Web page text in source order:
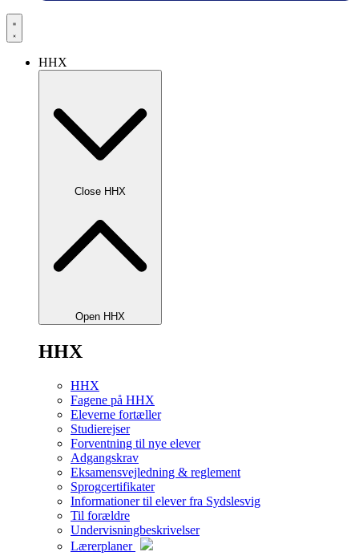
HHX
Close HHX
Open HHX
HHX
HHX
Fagene på HHX
Eleverne fortæller
Studierejser
Forventning til nye elever
Adgangskrav
Eksamensvejledning & reglement
Sprogcertifikater
Informationer til elever fra Sydslesvig
Til forældre
Undervisningbeskrivelser
Lærerplaner